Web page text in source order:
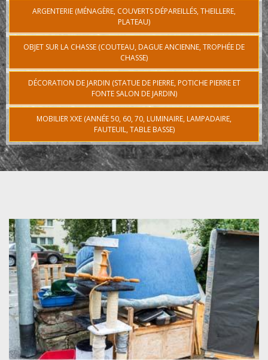
ARGENTERIE (MÉNAGÈRE, COUVERTS DÉPAREILLÉS, THEILLERE,
PLATEAU)
OBJET SUR LA CHASSE (COUTEAU, DAGUE ANCIENNE, TROPHÉE DE
CHASSE)
DÉCORATION DE JARDIN (STATUE DE PIERRE, POTICHE PIERRE ET
FONTE SALON DE JARDIN)
MOBILIER XXE (ANNÉE 50, 60, 70, LUMINAIRE, LAMPADAIRE,
FAUTEUIL, TABLE BASSE)